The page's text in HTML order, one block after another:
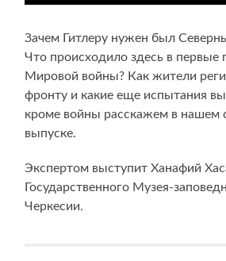
Зачем Гитлеру нужен был
Что происходило здесь в первые
Мировой войны? Как жители
фронту и какие еще испытания
кроме войны расскажем в нашем
выпуске.
Экспертом выступит Ханафий
Государственного Музея-
Черкесии.